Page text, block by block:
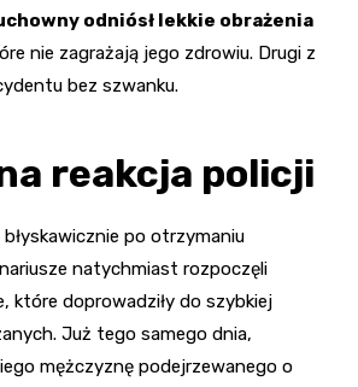
odniósł lekkie obrażenia
nie zagrażają jego zdrowiu. Drugi z
bez szwanku.
reakcja policji
błyskawicznie po otrzymaniu
natychmiast rozpoczęli
które doprowadziły do szybkiej
Już tego samego dnia,
mężczyznę podejrzewanego o